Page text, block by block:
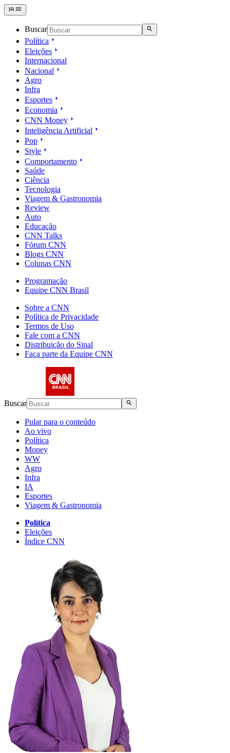
Buscar
Política
Eleições
Internacional
Nacional
Agro
Infra
Esportes
Economia
CNN Money
Inteligência Artificial
Pop
Style
Comportamento
Saúde
Ciência
Tecnologia
Viagem & Gastronomia
Review
Auto
Educação
CNN Talks
Fórum CNN
Blogs CNN
Colunas CNN
Programação
Equipe CNN Brasil
Sobre a CNN
Política de Privacidade
Termos de Uso
Fale com a CNN
Distribuição do Sinal
Faça parte da Equipe CNN
Buscar
Pular para o conteúdo
Ao vivo
Política
Money
WW
Agro
Infra
IA
Esportes
Viagem & Gastronomia
Política
Eleições
Índice CNN